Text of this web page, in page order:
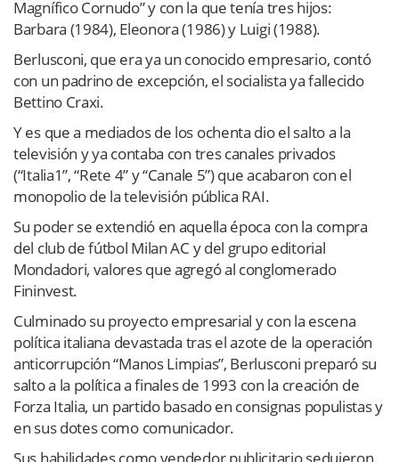
Magnífico Cornudo” y con la que tenía tres hijos:
Barbara (1984), Eleonora (1986) y Luigi (1988).
Berlusconi, que era ya un conocido empresario, contó
con un padrino de excepción, el socialista ya fallecido
Bettino Craxi.
Y es que a mediados de los ochenta dio el salto a la
televisión y ya contaba con tres canales privados
(“Italia1”, “Rete 4” y “Canale 5”) que acabaron con el
monopolio de la televisión pública RAI.
Su poder se extendió en aquella época con la compra
del club de fútbol Milan AC y del grupo editorial
Mondadori, valores que agregó al conglomerado
Fininvest.
Culminado su proyecto empresarial y con la escena
política italiana devastada tras el azote de la operación
anticorrupción “Manos Limpias”, Berlusconi preparó su
salto a la política a finales de 1993 con la creación de
Forza Italia, un partido basado en consignas populistas y
en sus dotes como comunicador.
Sus habilidades como vendedor publicitario sedujeron